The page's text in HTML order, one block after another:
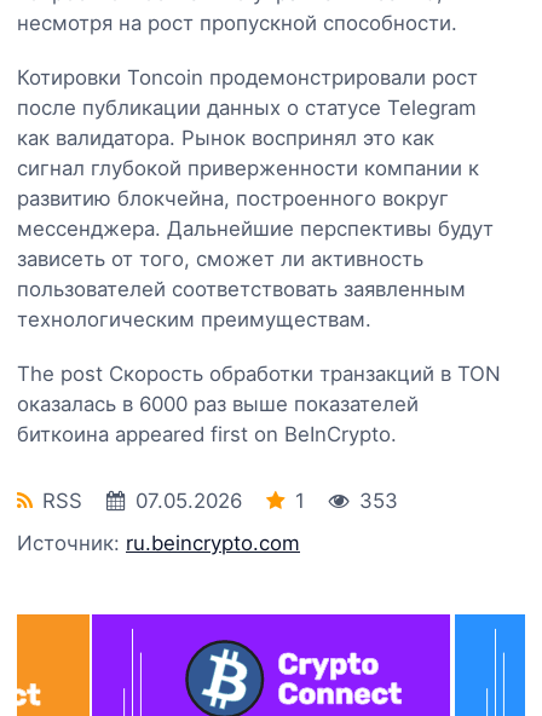
несмотря на рост пропускной способности.
Котировки Toncoin продемонстрировали рост
после публикации данных о статусе Telegram
как валидатора. Рынок воспринял это как
сигнал глубокой приверженности компании к
развитию блокчейна, построенного вокруг
мессенджера. Дальнейшие перспективы будут
зависеть от того, сможет ли активность
пользователей соответствовать заявленным
технологическим преимуществам.
The post Скорость обработки транзакций в TON
оказалась в 6000 раз выше показателей
биткоина appeared first on BeInCrypto.
RSS 07.05.2026 1
353
Источник: ru.beincrypto.com